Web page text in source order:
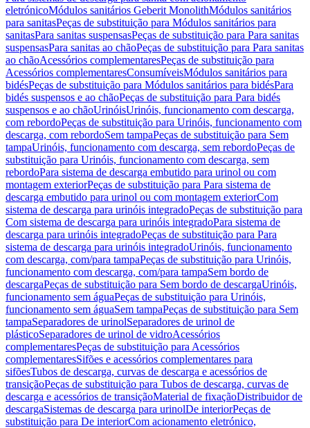
eletrónicoMódulos sanitários Geberit MonolithMódulos sanitários
para sanitasPeças de substituição para Módulos sanitários para
sanitasPara sanitas suspensasPeças de substituição para Para sanitas
suspensasPara sanitas ao chãoPeças de substituição para Para sanitas
ao chãoAcessórios complementaresPeças de substituição para
Acessórios complementaresConsumíveisMódulos sanitários para
bidésPeças de substituição para Módulos sanitários para bidésPara
bidés suspensos e ao chãoPeças de substituição para Para bidés
suspensos e ao chãoUrinóisUrinóis, funcionamento com descarga,
com rebordoPeças de substituição para Urinóis, funcionamento com
descarga, com rebordoSem tampaPeças de substituição para Sem
tampaUrinóis, funcionamento com descarga, sem rebordoPeças de
substituição para Urinóis, funcionamento com descarga, sem
rebordoPara sistema de descarga embutido para urinol ou com
montagem exteriorPeças de substituição para Para sistema de
descarga embutido para urinol ou com montagem exteriorCom
sistema de descarga para urinóis integradoPeças de substituição para
Com sistema de descarga para urinóis integradoPara sistema de
descarga para urinóis integradoPeças de substituição para Para
sistema de descarga para urinóis integradoUrinóis, funcionamento
com descarga, com/para tampaPeças de substituição para Urinóis,
funcionamento com descarga, com/para tampaSem bordo de
descargaPeças de substituição para Sem bordo de descargaUrinóis,
funcionamento sem águaPeças de substituição para Urinóis,
funcionamento sem águaSem tampaPeças de substituição para Sem
tampaSeparadores de urinolSeparadores de urinol de
plásticoSeparadores de urinol de vidroAcessórios
complementaresPeças de substituição para Acessórios
complementaresSifões e acessórios complementares para
sifõesTubos de descarga, curvas de descarga e acessórios de
transiçãoPeças de substituição para Tubos de descarga, curvas de
descarga e acessórios de transiçãoMaterial de fixaçãoDistribuidor de
descargaSistemas de descarga para urinolDe interiorPeças de
substituição para De interiorCom acionamento eletrónico,